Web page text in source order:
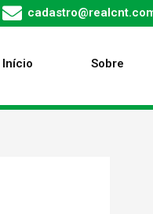
Início Sobre